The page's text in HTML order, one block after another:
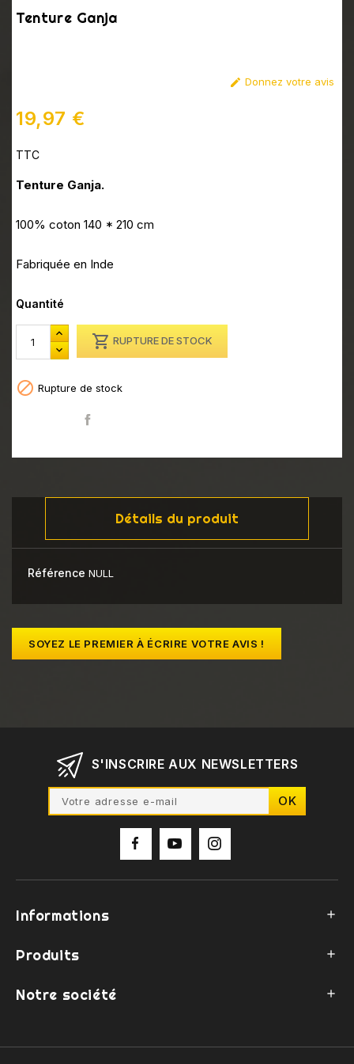
Tenture Ganja
 Donnez votre avis
19,97 €
TTC
Tenture Ganja.
100% coton 140 * 210 cm
Fabriquée en Inde
Quantité
 RUPTURE DE STOCK
 Rupture de stock
Détails du produit
Référence NULL
SOYEZ LE PREMIER À ÉCRIRE VOTRE AVIS !
S'INSCRIRE AUX NEWSLETTERS
Informations 
Produits 
Notre société 